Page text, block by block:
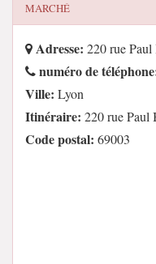
MARCHÉ
Adresse: 220 rue
numéro de
Ville: Lyon
Itinéraire: 220 rue Paul
Code postal: 69003